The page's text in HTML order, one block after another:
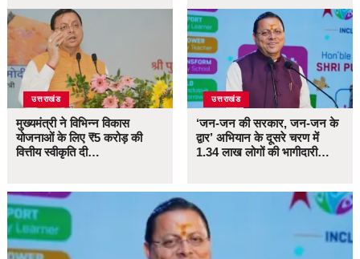
उत्तराखंड
मुख्यमंत्री ने विभिन्न विकास
योजनाओं के लिए ₹5 करोड़ की
वित्तीय स्वीकृति दी…
उत्तराखंड
‘जन-जन की सरकार, जन-जन के
द्वार’ अभियान के दूसरे चरण में
1.34 लाख लोगों की भागीदारी…